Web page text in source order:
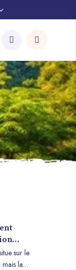
sur le
la